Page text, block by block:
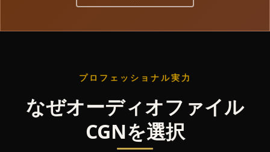
プロフェッショナル実力
なぜオーディオファイル
CGNを選択